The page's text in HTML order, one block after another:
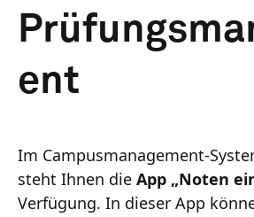
ent
Im Campusmanagement-
steht Ihnen die App „Noten
Verfügung. In dieser App